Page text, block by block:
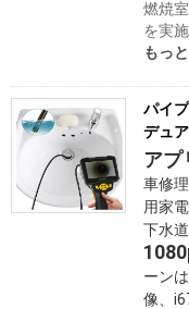
燃焼
を実
もっと
パイ
デュ
アプ
車修
用家
下水
ーン
像、